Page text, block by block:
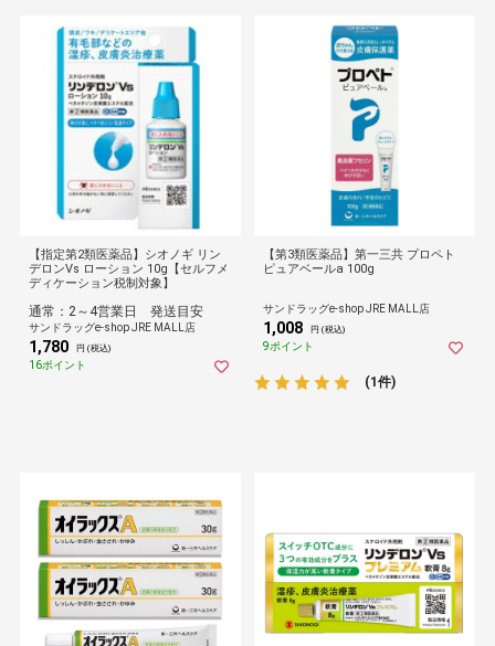
【指定第2類医薬品】シオノギ リン
デロンVs ローション 10g【セルフメ
ディケーション税制対象】
通常：2～4営業日 発送目安
サンドラッグe-shop JRE MALL店
1,780 円 (税込)
16ポイント
【第3類医薬品】第一三共 プロペト
ピュアベールa 100g
サンドラッグe-shop JRE MALL店
1,008 円 (税込)
9ポイント
(1件)